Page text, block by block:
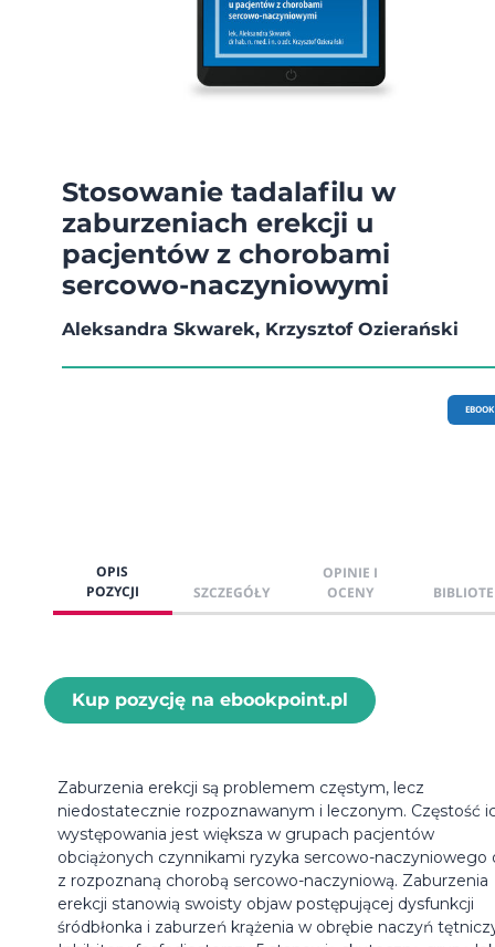
Stosowanie tadalafilu w
zaburzeniach erekcji u
pacjentów z chorobami
sercowo-naczyniowymi
Aleksandra Skwarek, Krzysztof Ozierański
EBOOK
OPIS
POZYCJI
SZCZEGÓŁY
OPINIE I
OCENY
Kup pozycję na ebookpoint.pl
Zaburzenia erekcji są problemem częstym, lecz
niedostatecznie rozpoznawanym i leczonym. Częstość
występowania jest większa w grupach pacjentów
obciążonych czynnikami ryzyka sercowo-naczyniowego
z rozpoznaną chorobą sercowo-naczyniową. Zaburzenia
erekcji stanowią swoisty objaw postępującej dysfunkcji
śródbłonka i zaburzeń krążenia w obrębie naczyń